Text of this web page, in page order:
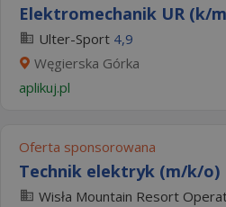
Elektromechanik UR (k/
Ulter-Sport 4,9
Węgierska Górka
aplikuj.pl
Oferta sponsorowana
Technik elektryk (m/k/o)
Wisła Mountain Resort